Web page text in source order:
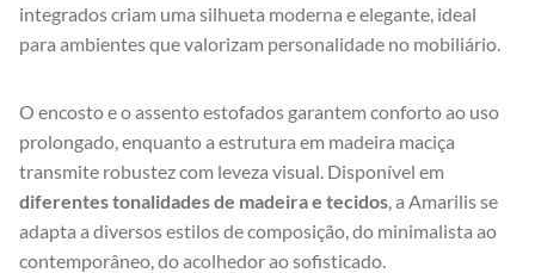
integrados criam uma silhueta moderna e elegante, ideal
para ambientes que valorizam personalidade no mobiliário.
O encosto e o assento estofados garantem conforto ao uso
prolongado, enquanto a estrutura em madeira maciça
transmite robustez com leveza visual. Disponível em
diferentes tonalidades de madeira e tecidos , a Amarilis se
adapta a diversos estilos de composição, do minimalista ao
contemporâneo, do acolhedor ao sofisticado.